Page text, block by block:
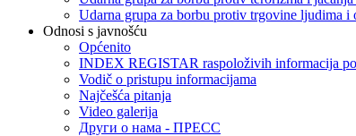
Udarna grupa za borbu protiv trgovine ljudima i
Odnosi s javnošću
Općenito
INDEX REGISTAR raspoloživih informacija
Vodič o pristupu informacijama
Najčešća pitanja
Video galerija
Други о нама - ПРЕСC